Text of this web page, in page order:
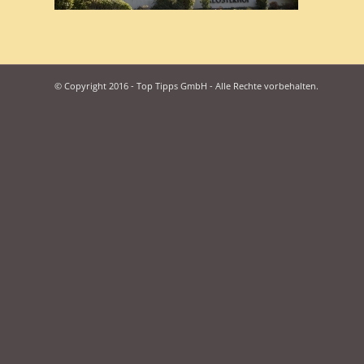
© Copyright 2016 - Top Tipps GmbH - Alle Rechte vorbehalten.